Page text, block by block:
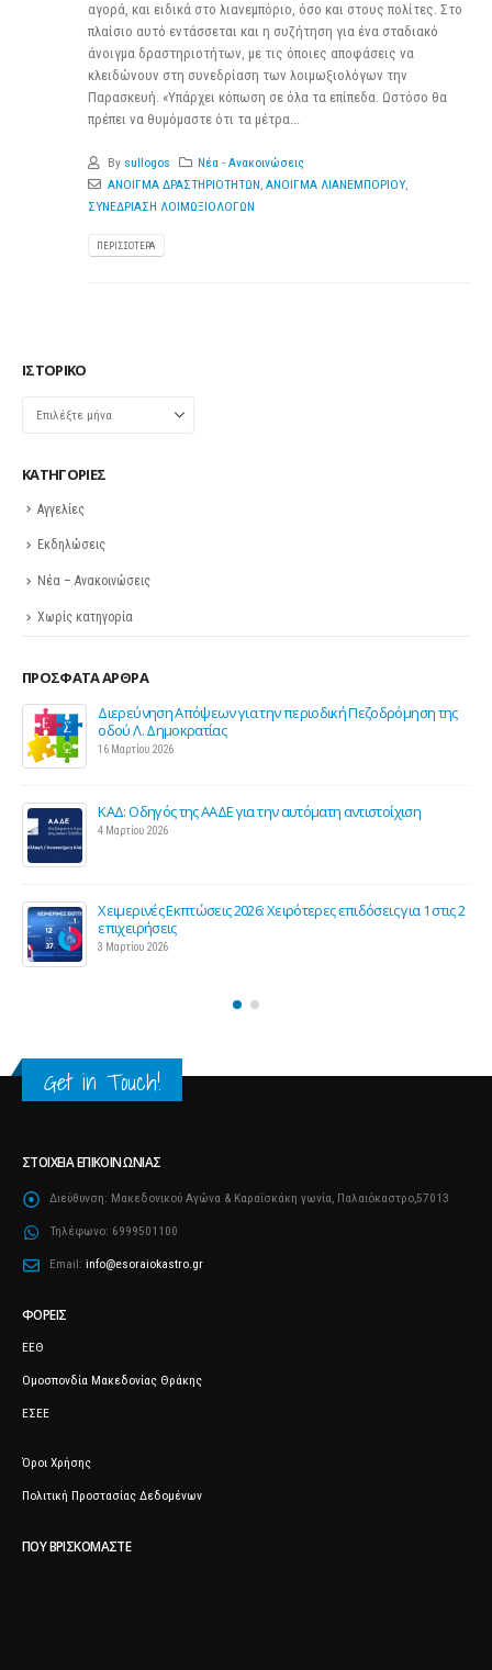
αγορά, και ειδικά στο λιανεμπόριο, όσο και στους πολίτες. Στο
πλαίσιο αυτό εντάσσεται και η συζήτηση για ένα σταδιακό
άνοιγμα δραστηριοτήτων, με τις όποιες αποφάσεις να
κλειδώνουν στη συνεδρίαση των λοιμωξιολόγων την
Παρασκευή. «Υπάρχει κόπωση σε όλα τα επίπεδα. Ωστόσο θα
πρέπει να θυμόμαστε ότι τα μέτρα...
By sullogos
Νέα - Ανακοινώσεις
ΑΝΟΙΓΜΑ ΔΡΑΣΤΗΡΙΟΤΗΤΩΝ ΑΝΟΙΓΜΑ ΛΙΑΝΕΜΠΟΡΙΟΥ,
ΣΥΝΕΔΡΙΑΣΗ ΛΟΙΜΩΞΙΟΛΟΓΩΝ
ΠΕΡΙΣΣΌΤΕΡΑ
ΙΣΤΟΡΙΚΌ
KΑΤΗΓΟΡΊΕΣ
Αγγελίες
Εκδηλώσεις
Νέα – Ανακοινώσεις
Χωρίς κατηγορία
ΠΡΌΣΦΑΤΑ ΆΡΘΡΑ
2
Σε λειτουργία το νέο Helpdesk της ΕΣΕΕ με κορυφαίους
επιστήμονες για την υποστήριξη των εμπορικών
επιχειρήσεων
Παράταση της υποχρεωτικής έναρξης της ηλεκτρονικής
τιμολόγησης
Προς μείωση της προκαταβολής φόρου για επαγγελματίες
και επιχειρήσεις
25 Φεβρουαρίου 2026
Get in Touch!
ΣΤΟΙΧΕΊΑ ΕΠΙΚΟΙΝΩΝΊΑΣ
Διεύθυνση: Μακεδονικού Αγώνα & Καραΐσκάκη γωνία, Παλαιόκαστρο,57013
Τηλέφωνο: 6999501100
Email: info@esoraiokastro.gr
ΦΟΡΕΊΣ
ΕΕΘ
Ομοσπονδία Μακεδονίας Θράκης
ΕΣΕΕ
Όροι Χρήσης
Πολιτική Προστασίας Δεδομένων
ΠΟΥ ΒΡΙΣΚΌΜΑΣΤΕ